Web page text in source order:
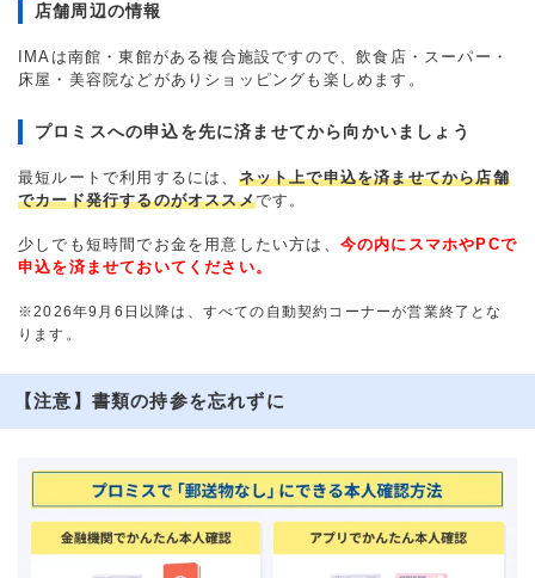
店舗周辺の情報
IMAは南館・東館がある複合施設ですので、飲食店・スーパー・
床屋・美容院などがありショッピングも楽しめます。
プロミスへの申込を先に済ませてから向かいましょう
最短ルートで利用するには、 ネット上で申込を済ませてから店舗
でカード発行するのがオススメです。
少しでも短時間でお金を用意したい方は、 今の内にスマホやPCで
申込を済ませておいてください。
※2026年9月6日以降は、すべての自動契約コーナーが営業終了とな
ります。
【注意】書類の持参を忘れずに